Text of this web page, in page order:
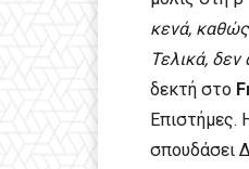
κενά,
Τελικά,
δεκτή στο
Επιστήμες.
σπουδάσει